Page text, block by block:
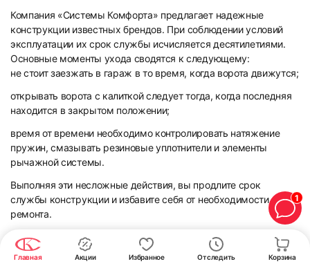
Главная Акции Отследить
Избранное Корзина
Компания «Системы Комфорта» предлагает надежные
конструкции известных брендов. При соблюдении условий
эксплуатации их срок службы исчисляется десятилетиями.
Основные моменты ухода сводятся к следующему:
не стоит заезжать в гараж в то время, когда ворота движутся;
открывать ворота с калиткой следует тогда, когда последняя
находится в закрытом положении;
время от времени необходимо контролировать натяжение
пружин, смазывать резиновые уплотнители и элементы
рычажной системы.
Выполняя эти несложные действия, вы продлите срок
службы конструкции и избавите себя от необходимости ее
ремонта.
Условия заказа и установки
1